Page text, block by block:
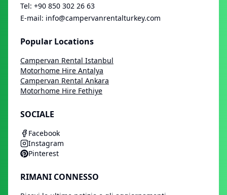
Tel: +90 850 302 26 63
E-mail: info@campervanrentalturkey.com
Popular Locations
Campervan Rental Istanbul
Motorhome Hire Antalya
Campervan Rental Ankara
Motorhome Hire Fethiye
SOCIALE
Facebook
Instagram
Pinterest
RIMANI CONNESSO